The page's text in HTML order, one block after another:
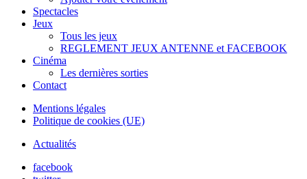
Spectacles
Jeux
Tous les jeux
REGLEMENT JEUX ANTENNE et FACEBOOK
Cinéma
Les dernières sorties
Contact
Mentions légales
Politique de cookies (UE)
Actualités
facebook